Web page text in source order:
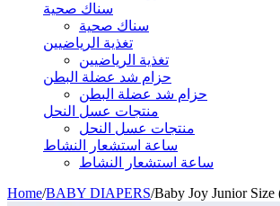
سناك صحية
سناك صحية
تغذية الرياضيين
تغذية الرياضيين
حزام شد عضلة البطن
حزام شد عضلة البطن
منتجات عسل النحل
منتجات عسل النحل
ساعة استشعار النشاط
ساعة استشعار النشاط
Home/BABY DIAPERS/Baby Joy Junior Size